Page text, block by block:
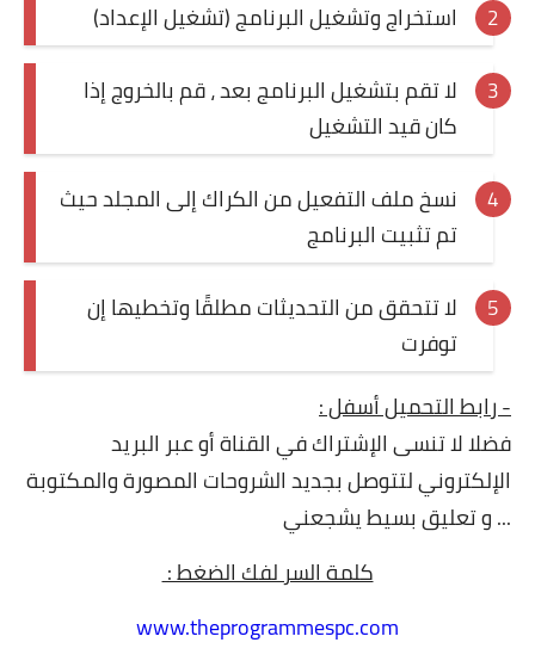
استخراج وتشغيل البرنامج (تشغيل الإعداد)
لا تقم بتشغيل البرنامج بعد ، قم بالخروج إذا
كان قيد التشغيل
نسخ ملف التفعيل من الكراك إلى المجلد حيث
تم تثبيت البرنامج
لا تتحقق من التحديثات مطلقًا وتخطيها إن
توفرت
- رابط التحميل أسفل:
فضلا لا تنسى الإشتراك في القناة أو عبر البريد
الإلكتروني لتتوصل بجديد الشروحات المصورة والمكتوبة
... و تعليق بسيط يشجعني
كلمة السر لفك الضغط :
www.theprogrammespc.com